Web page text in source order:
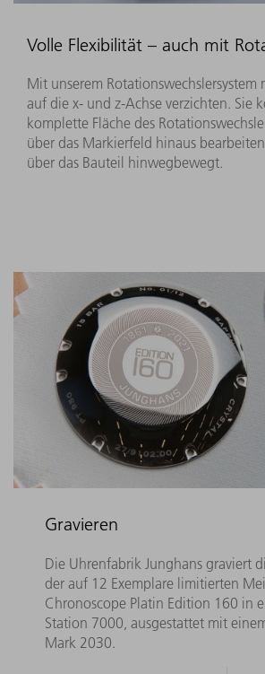
Volle Flexibilität – auch mit
Mit unserem Rotationswechslersystem
auf die x- und z-Achse verzichten. Sie
komplette Fläche des
über das Markierfeld hinaus
über das Bauteil hinwegbewegt.
Gravieren
Die Uhrenfabrik Junghans graviert
der auf 12 Exemplare limitierten
Chronoscope Platin Edition 160 in
Station 7000, ausgestattet mit
Mark 2030.